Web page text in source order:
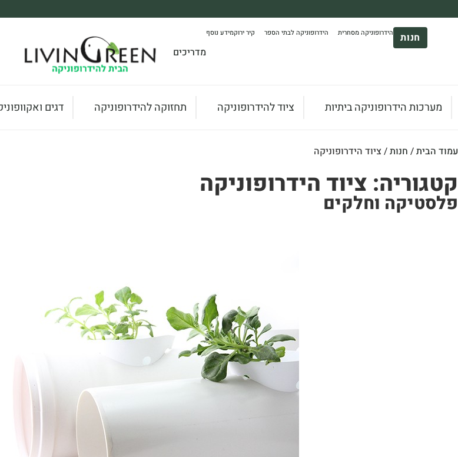
*בהתאם להגבלת גודל ומשקל
חנות הידרופוניקה מסחרית הידרופוניקה לבתי הספר קיר ירוקמידע נוסף
מדריכים
מערכות הידרופוניקה ביתיות ציוד להידרופוניקה תחזוקה להידרופוניקה דגים
עמוד הבית/ חנות/ ציוד הידרופוניקה
קטגוריה: ציוד הידרופוניקה
פלסטיקה וחלקים